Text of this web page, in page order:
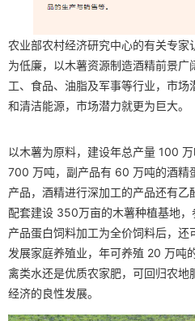
农业部农村经济研究中心的有关专
为低廉，以木薯资源制造酒精前景
工、食品、油脂及军事等行业，市
和清洁能源，市场潜力就更为巨大。
以木薯为原料，建设年总产量 100
700 万吨，副产品有 60 万吨的酒精
产品，酒精进行深加工的产品还有
配套建设 350万亩的木薯种植基地
产品蛋白饲料加工为全价饲料后，
发展家庭养殖业，年可养殖 20 万吨
禽类水还是优质农家肥，可回归农
经济的良性发展。